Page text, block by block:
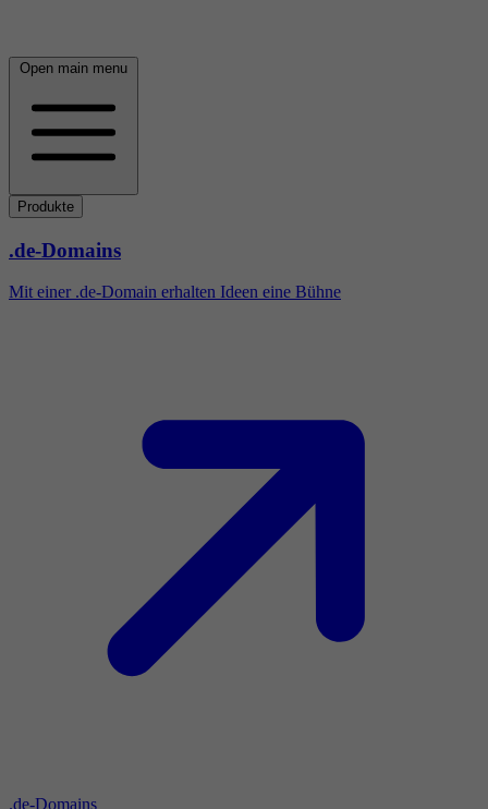
Open main menu
Produkte
.de-Domains
Mit einer .de-Domain erhalten Ideen eine Bühne
.de-Domains